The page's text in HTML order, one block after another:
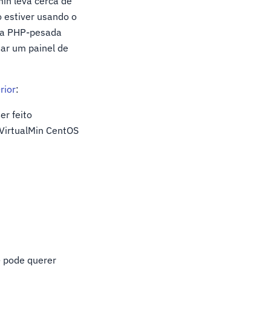
estiver usando o
PHP-pesada
um painel de
:
feito
CentOS
pode querer